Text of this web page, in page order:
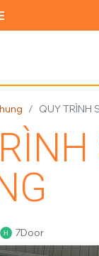
QUY TRÌNH
7Door